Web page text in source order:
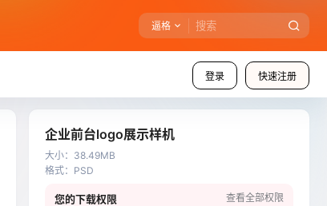
逼格
登录 快速注册
企业前台logo展示样机
大小： 38.49MB
格式： PSD
您的下载权限 查看全部权限